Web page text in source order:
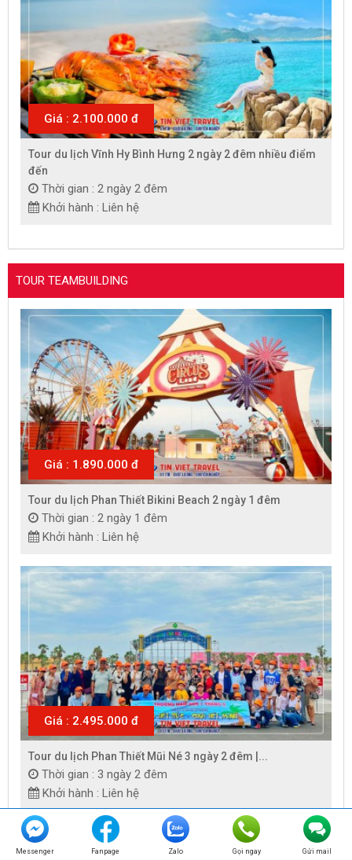
Giá : 2.100.000 đ
Tour du lịch Vĩnh Hy Bình Hưng 2 ngày 2 đêm nhiều điểm
đến
Thời gian : 2 ngày 2 đêm
Khởi hành : Liên hệ
TOUR TEAMBUILDING
Giá : 1.890.000 đ
Tour du lịch Phan Thiết Bikini Beach 2 ngày 1 đêm
Thời gian : 2 ngày 1 đêm
Khởi hành : Liên hệ
Giá : 2.495.000 đ
Tour du lịch Phan Thiết Mũi Né 3 ngày 2 đêm |...
Thời gian : 3 ngày 2 đêm
Khởi hành : Liên hệ
Messenger Fanpage Zalo Gọi ngay Gửi mail